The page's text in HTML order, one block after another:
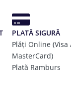
PLATĂ SIGURĂ
Plăți Online (Visa
MasterCard)
Plată Ramburs